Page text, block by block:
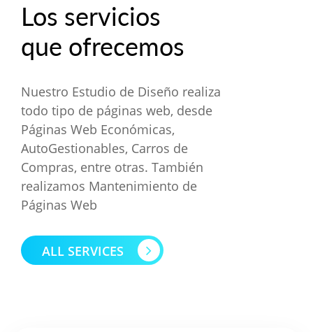
Los servicios
que ofrecemos
Nuestro Estudio de Diseño realiza
todo tipo de páginas web, desde
Páginas Web Económicas,
AutoGestionables, Carros de
Compras, entre otras. También
realizamos Mantenimiento de
Páginas Web
ALL SERVICES